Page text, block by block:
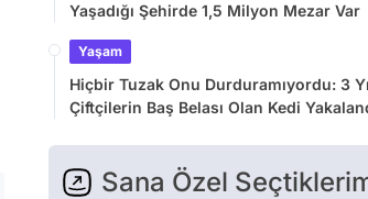
Yaşadığı Şehirde 1,5 Milyon Mezar Var
Yaşam
Hiçbir Tuzak Onu Durduramıyordu: 3
Çiftçilerin Baş Belası Olan Kedi
Sana Özel